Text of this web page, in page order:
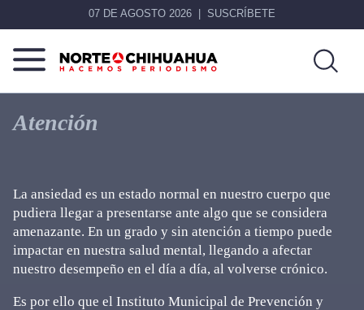
07 DE AGOSTO 2026 SUSCRÍBETE
Norte
De
Chihuahua
Más
que
noticias,
Atención
La ansiedad es un estado normal en nuestro cuerpo que
pudiera llegar a presentarse ante algo que se considera
amenazante. En un grado y sin atención a tiempo puede
impactar en nuestra salud mental, llegando a afectar
nuestro desempeño en el día a día, al volverse crónico.
Es por ello que el Instituto Municipal de Prevención y